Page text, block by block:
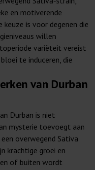
en motiverende
is voor degenen die
willen
variëteit vereist
te induceren, die
van Durban
Durban is niet
mysterie toevoegt aan
overwegend Sativa
krachtige groei en
of buiten wordt